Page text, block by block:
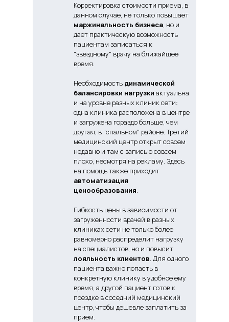
Корректировка стоимости приема, в
данном случае, не только повышает
маржинальность бизнеса, но и
дает практическую возможность
пациентам записаться к
"звездному" врачу на ближайшее
время.
Необходимость динамической
балансировки нагрузки актуальна
и на уровне разных клиник сети:
одна клиника расположена в центре
и загружена гораздо больше, чем
другая, в "спальном" районе. Третий
медицинский центр открыт совсем
недавно и там с записью совсем
плохо, несмотря на рекламу. Здесь
на помощь также приходит
автоматизация
ценообразования.
Гибкость цены в зависимости от
загруженности врачей в разных
клиниках сети не только более
равномерно распределит нагрузку
на специалистов, но и повысит
лояльность клиентов. Для одного
пациента важно попасть в
конкретную клинику в удобное ему
время, а другой пациент готов к
поездке в соседний медицинский
центр, чтобы дешевле заплатить за
прием.